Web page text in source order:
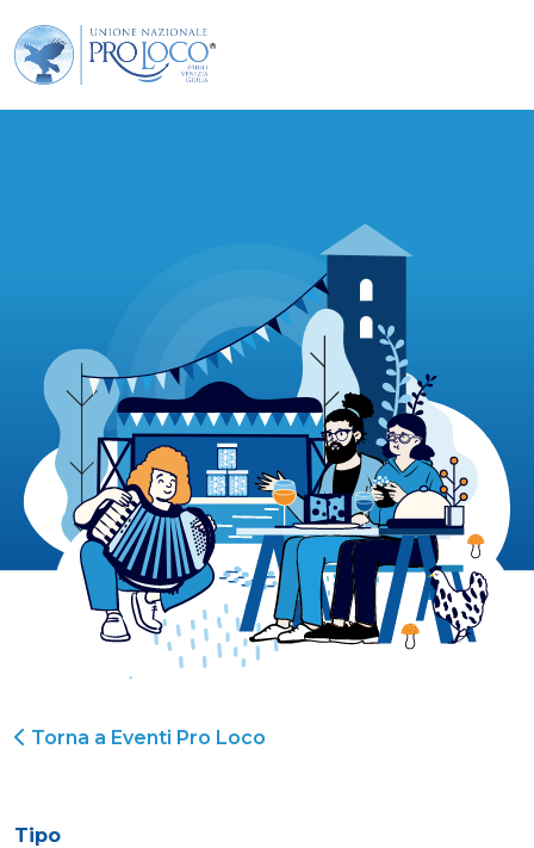
Torna a Eventi Pro Loco
Tipo